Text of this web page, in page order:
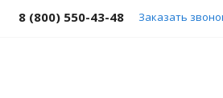
8 (800) 550-43-48 Заказать